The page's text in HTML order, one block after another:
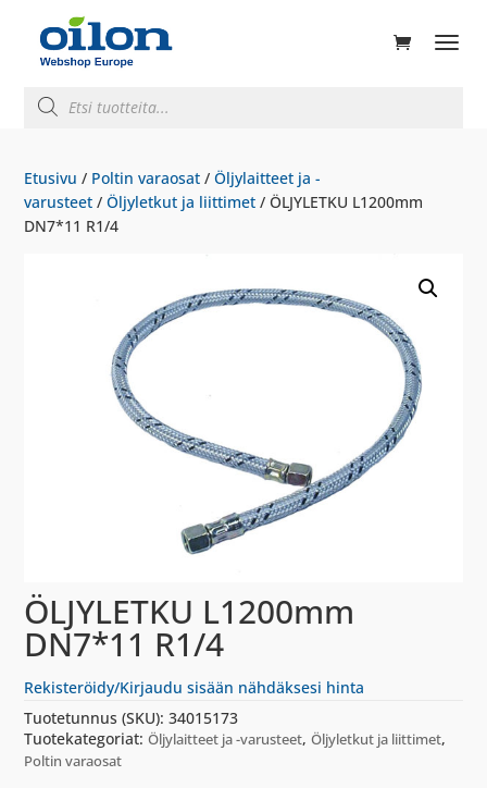
search
Etusivu / Poltin varaosat /Öljylaitteet ja -
varusteet /Öljyletkut ja liittimet / ÖLJYLETKU L1200mm
DN7*11 R1/4
ÖLJYLETKU L1200mm
DN7*11 R1/4
Rekisteröidy/Kirjaudu sisään nähdäksesi hinta
Tuotetunnus (SKU):34015173
Tuotekategoriat:Öljylaitteet ja -varusteet,Öljyletkut ja liittimet,
Poltin varaosat